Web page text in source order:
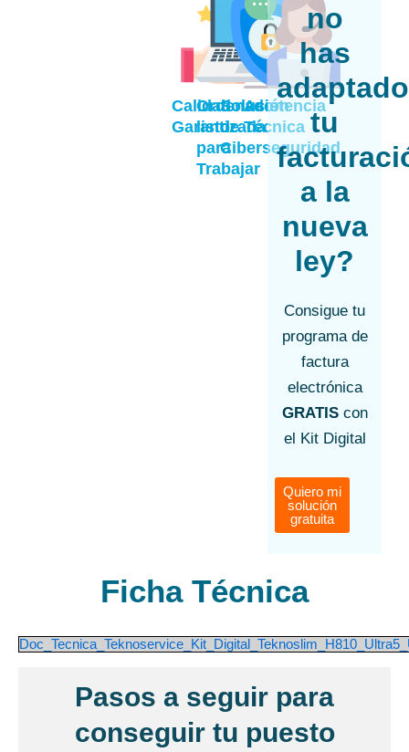
Calidad
Garantizada
Ordenador
listo
para
Trabajar
Solución
de
Ciberseguridad
Asistencia
Técnica
no
has
adaptado
tu
a la
nueva
ley?
Consigue tu
programa de
factura
electrónica
GRATIScon
el Kit Digital
Quiero mi
solución
gratuita
Ficha Técnica
Pasos a seguir para
conseguir tu puesto